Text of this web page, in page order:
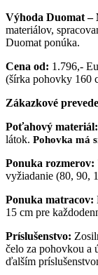
Výhoda Duomat –
materiálov,
Duomat ponúka.
Cena od: 1.796,-
(šírka pohovky 160
Zákazkové
Poťahový materiál:
látok. Pohovka má
Ponuka rozmerov:
vyžiadanie (80, 90,
Ponuka matracov:
15 cm pre
Príslušenstvo:
čelo za pohovkou a
ďalším